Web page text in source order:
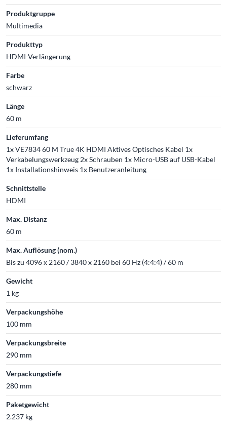
Produktgruppe
Multimedia
Produkttyp
HDMI-Verlängerung
Farbe
schwarz
Länge
60 m
Lieferumfang
1x VE7834 60 M True 4K HDMI Aktives Optisches Kabel 1x
Verkabelungswerkzeug 2x Schrauben 1x Micro-USB auf USB-Kabel
1x Installationshinweis 1x Benutzeranleitung
Schnittstelle
HDMI
Max. Distanz
60 m
Max. Auflösung (nom.)
Bis zu 4096 x 2160 / 3840 x 2160 bei 60 Hz (4:4:4) / 60 m
Gewicht
1 kg
Verpackungshöhe
100 mm
Verpackungsbreite
290 mm
Verpackungstiefe
280 mm
Paketgewicht
2.237 kg